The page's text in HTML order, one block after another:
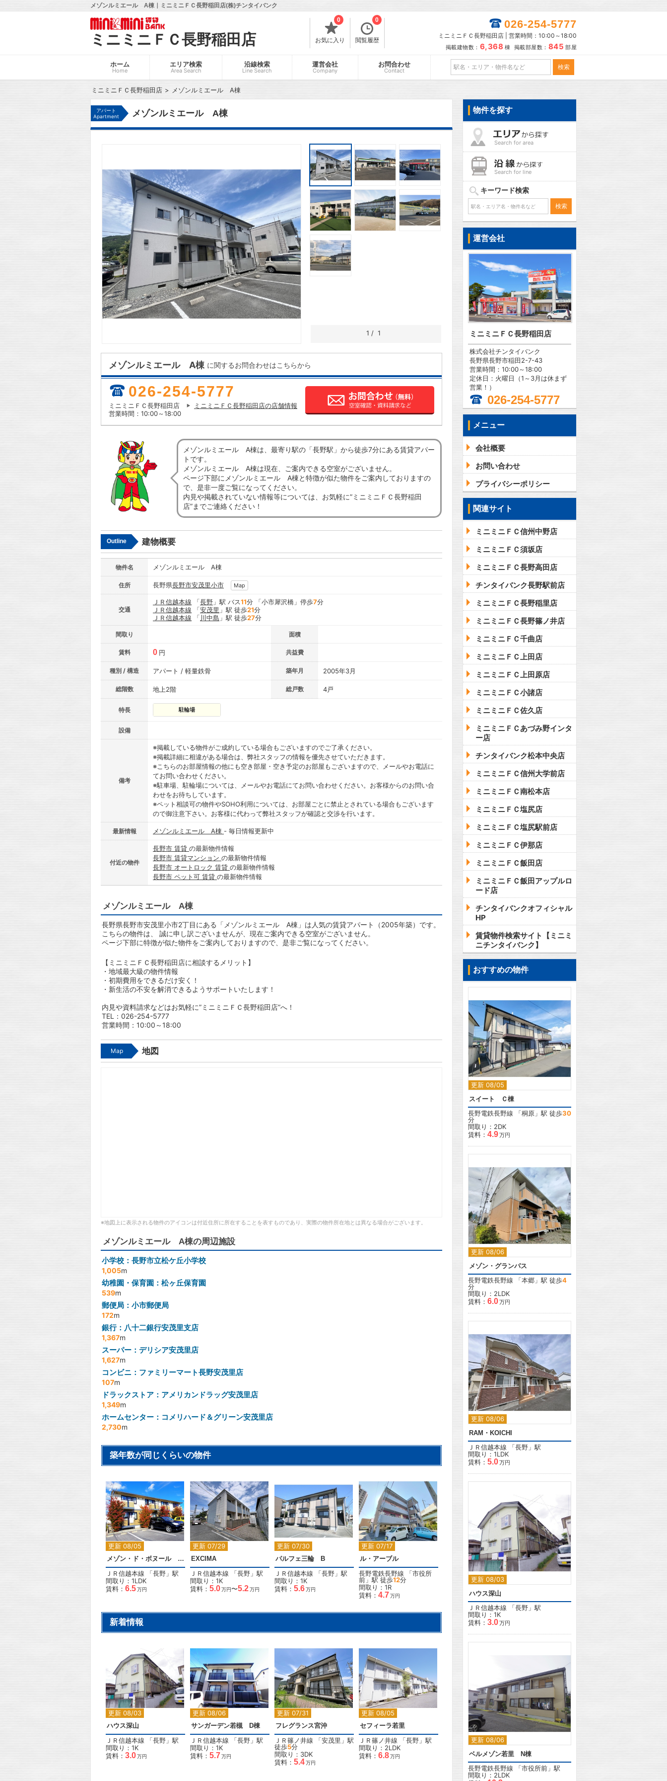
メゾンルミエール A棟｜ミニミニＦＣ長野稲田店(株)チンタイバンク
ミニミニＦＣ長野稲田店 お気に入り
0
閲覧履歴
0 026-254-5777
ミニミニＦＣ長野稲田店 | 営業時間：10:00～18:00
掲載建物数： 6,368 棟 掲載部屋数： 845 部屋
ホーム
Home
エリア検索
Area Search
沿線検索
Line Search
運営会社
Company
お問合わせ
Contact
ミニミニＦＣ長野稲田店 メゾンルミエール A棟
アパート
Apartment
メゾンルミエール A棟
1 / 1
メゾンルミエール A棟 に関するお問合わせはこちらから
026-254-5777
ミニミニＦＣ長野稲田店
ミニミニＦＣ長野稲田店の店舗情報
営業時間：10:00～18:00
メゾンルミエール A棟は、最寄り駅の「長野駅」から徒歩7分にある賃貸アパー
トです。
メゾンルミエール A棟は現在、ご案内できる空室がございません。
ページ下部にメゾンルミエール A棟と特徴が似た物件をご案内しておりますの
で、是非一度ご覧になってください。
内見や掲載されていない情報等については、お気軽に”ミニミニＦＣ長野稲田
店”までご連絡ください！
Outline 建物概要
物件名 メゾンルミエール A棟
住所 長野県長野市安茂里小市 Map
交通
ＪＲ信越本線 「長野 」駅 バス11分 「小市犀沢橋」停歩7分
ＪＲ信越本線 「安茂里 」駅 徒歩21分
ＪＲ信越本線 「川中島 」駅 徒歩27分
間取り 面積
賃料 0 円 共益費
種別 / 構造 アパート / 軽量鉄骨 築年月 2005年3月
総階数 地上2階 総戸数 4戸
特長 駐輪場
設備
備考
※掲載している物件がご成約している場合もございますのでご了承ください。
※掲載詳細に相違がある場合は、弊社スタッフの情報を優先させていただきます。
※こちらのお部屋情報の他にも空き部屋・空き予定のお部屋もございますので、メールやお電話に
てお問い合わせください。
※駐車場、駐輪場については、メールやお電話にてお問い合わせください。お客様からのお問い合
わせをお待ちしています。
※ペット相談可の物件やSOHO利用については、お部屋ごとに禁止とされている場合もございます
ので御注意下さい。お客様に代わって弊社スタッフが確認と交渉を行います。
最新情報 メゾンルミエール A棟 - 毎日情報更新中
付近の物件
長野市 賃貸 の最新物件情報
長野市 賃貸マンション の最新物件情報
長野市 オートロック 賃貸 の最新物件情報
長野市 ペット可 賃貸 の最新物件情報
メゾンルミエール A棟
長野県長野市安茂里小市2丁目にある「メゾンルミエール A棟」は人気の賃貸アパート（2005年築）です。
こちらの物件は、 誠に申し訳ございませんが、現在ご案内できる空室がございません。
ページ下部に特徴が似た物件をご案内しておりますので、是非ご覧になってください。
【ミニミニＦＣ長野稲田店に相談するメリット】
・地域最大級の物件情報
・初期費用をできるだけ安く！
・新生活の不安を解消できるようサポートいたします！
内見や資料請求などはお気軽に”ミニミニＦＣ長野稲田店”へ！
TEL：026-254-5777
営業時間：10:00～18:00
Map 地図
※地図上に表示される物件のアイコンは付近住所に所在することを表すものであり、実際の物件所在地とは異なる場合がございます。
メゾンルミエール A棟の周辺施設
小学校：長野市立松ケ丘小学校
1,005m
幼稚園・保育園：松ヶ丘保育園
539m
郵便局：小市郵便局
172m
銀行：八十二銀行安茂里支店
1,367m
スーパー：デリシア安茂里店
1,627m
コンビニ：ファミリーマート長野安茂里店
107m
ドラックストア：アメリカンドラッグ安茂里店
1,349m
ホームセンター：コメリハード＆グリーン安茂里店
2,730m
築年数が同じくらいの物件
更新 08/05
2
メゾン・ド・ボヌール Ｂ棟
ＪＲ信越本線 「長野 」駅
間取り：1LDK
賃料： 6.5万円
更新 07/29
2
EXCIMA
ＪＲ信越本線 「長野 」駅
間取り：1K
賃料： 5.0万円〜5.2万円
更新 07/30
2 2
パルフェ三輪 B
ＪＲ信越本線 「長野 」駅
間取り：1K
賃料： 5.6万円
更新 07/17
2
ル・アーブル
長野電鉄長野線 「市役所
前 」駅 徒歩12分
間取り：1R
賃料： 4.7万円
新着情報
更新 08/03
2
ハウス深山
ＪＲ信越本線 「長野 」駅
間取り：1K
賃料： 3.0万円
更新 08/06
2
サンガーデン若槻 D棟
ＪＲ信越本線 「長野 」駅
間取り：1K
賃料： 5.7万円
更新 07/31
2
フレグランス宮沖
ＪＲ篠ノ井線 「安茂里 」駅
徒歩5分
間取り：3DK
賃料： 5.4万円
更新 08/05
2
セフィーラ若里
ＪＲ篠ノ井線 「長野 」駅
間取り：2LDK
賃料： 6.8万円
物件を探す
Search for area
Search for line
キーワード検索
運営会社
ミニミニＦＣ長野稲田店
株式会社チンタイバンク
長野県長野市稲田2-7-43
営業時間：10:00～18:00
定休日：火曜日（1～3月は休まず
営業！）
026-254-5777
メニュー
会社概要
お問い合わせ
プライバシーポリシー
関連サイト
ミニミニＦＣ信州中野店
ミニミニＦＣ須坂店
ミニミニＦＣ長野高田店
チンタイバンク長野駅前店
ミニミニＦＣ長野稲里店
ミニミニＦＣ長野篠ノ井店
ミニミニＦＣ千曲店
ミニミニＦＣ上田店
ミニミニＦＣ上田原店
ミニミニＦＣ小諸店
ミニミニＦＣ佐久店
ミニミニＦＣあづみ野インタ
ー店
チンタイバンク松本中央店
ミニミニＦＣ信州大学前店
ミニミニＦＣ南松本店
ミニミニＦＣ塩尻店
ミニミニＦＣ塩尻駅前店
ミニミニＦＣ伊那店
ミニミニＦＣ飯田店
ミニミニＦＣ飯田アップルロ
ード店
チンタイバンクオフィシャル
HP
賃貸物件検索サイト【ミニミ
ニチンタイバンク】
おすすめの物件
更新 08/05
スイート Ｃ棟
長野電鉄長野線 「桐原 」駅 徒歩30
分
間取り：2DK
賃料： 4.9万円
更新 08/06
メゾン・グランパス
長野電鉄長野線 「本郷 」駅 徒歩4
分
間取り：2LDK
賃料： 6.0万円
更新 08/06
2
RAM・KOICHI
ＪＲ信越本線 「長野 」駅
間取り：1LDK
賃料： 5.0万円
更新 08/03
ハウス深山
ＪＲ信越本線 「長野 」駅
間取り：1K
賃料： 3.0万円
更新 08/06
ベルメゾン若里 N棟
長野電鉄長野線 「市役所前 」駅
間取り：2LDK